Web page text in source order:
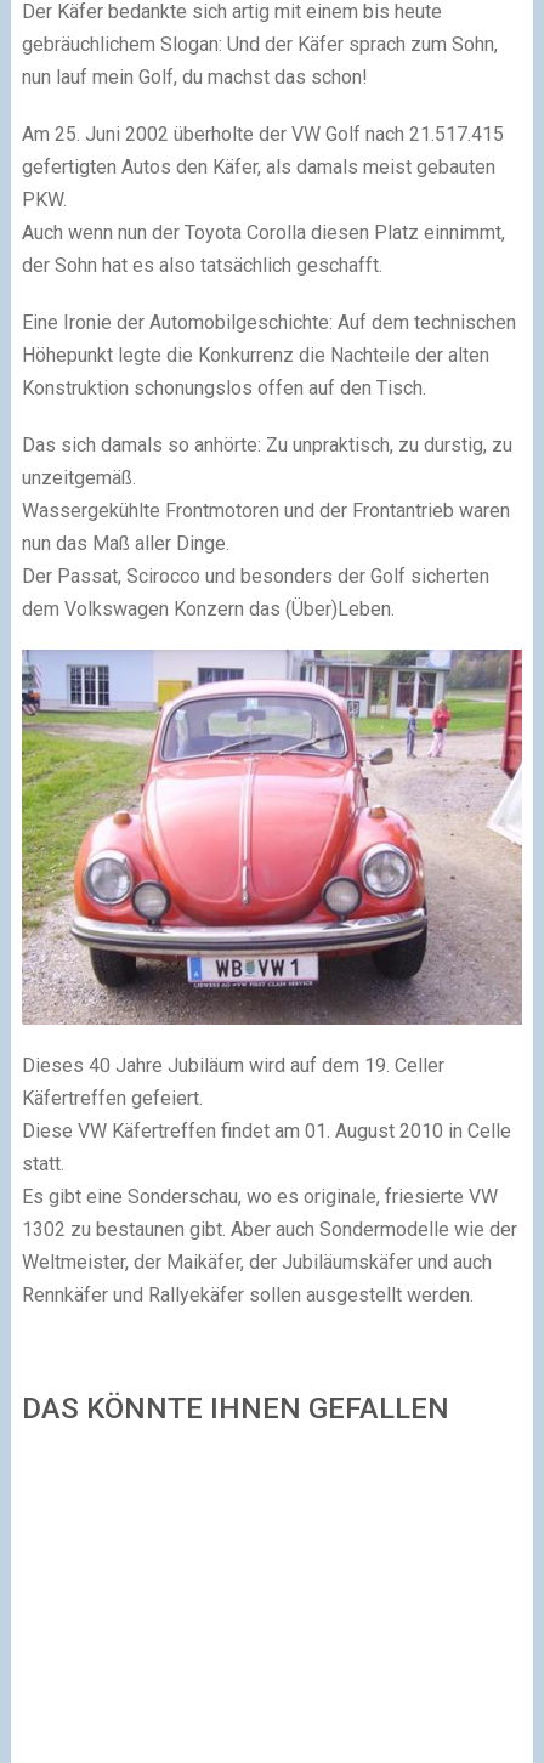
Der Käfer bedankte sich artig mit einem bis heute
gebräuchlichem Slogan: Und der Käfer sprach zum Sohn,
nun lauf mein Golf, du machst das schon!
Am 25. Juni 2002 überholte der VW Golf nach 21.517.415
gefertigten Autos den Käfer, als damals meist gebauten
PKW.
Auch wenn nun der Toyota Corolla diesen Platz einnimmt,
der Sohn hat es also tatsächlich geschafft.
Eine Ironie der Automobilgeschichte: Auf dem technischen
Höhepunkt legte die Konkurrenz die Nachteile der alten
Konstruktion schonungslos offen auf den Tisch.
Das sich damals so anhörte: Zu unpraktisch, zu durstig, zu
unzeitgemäß.
Wassergekühlte Frontmotoren und der Frontantrieb waren
nun das Maß aller Dinge.
Der Passat, Scirocco und besonders der Golf sicherten
dem Volkswagen Konzern das (Über)Leben.
Dieses 40 Jahre Jubiläum wird auf dem 19. Celler
Käfertreffen gefeiert.
Diese VW Käfertreffen findet am 01. August 2010 in Celle
statt.
Es gibt eine Sonderschau, wo es originale, friesierte VW
1302 zu bestaunen gibt. Aber auch Sondermodelle wie der
Weltmeister, der Maikäfer, der Jubiläumskäfer und auch
Rennkäfer und Rallyekäfer sollen ausgestellt werden.
DAS KÖNNTE IHNEN GEFALLEN